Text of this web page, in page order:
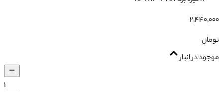
۲٬۴۴۰٬۰۰۰
تومان
موجود در انبار
۱